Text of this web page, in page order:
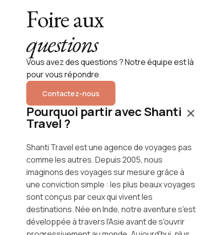
Foire aux
questions
Vous avez des questions ? Notre équipe est là
pour vous répondre
Contactez-nous
Pourquoi partir avec Shanti
Travel ?
Shanti Travel est une agence de voyages pas
comme les autres. Depuis 2005, nous
imaginons des voyages sur mesure grâce à
une conviction simple : les plus beaux voyages
sont conçus par ceux qui vivent les
destinations. Née en Inde, notre aventure s'est
développée à travers l'Asie avant de s'ouvrir